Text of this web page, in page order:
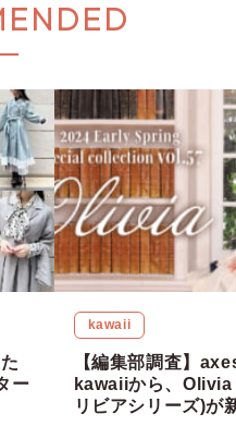
ー
kawaii
【編集部調査】
kawaiiから、
リビアシリーズ)が